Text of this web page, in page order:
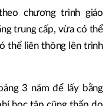
chương trình giáo
trung cấp, vừa có thể
thể liên thông lên trình
3 năm để lấy bằng